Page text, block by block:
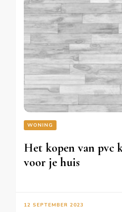
WONING
Het kopen van pvc
voor je huis
12 SEPTEMBER 2023